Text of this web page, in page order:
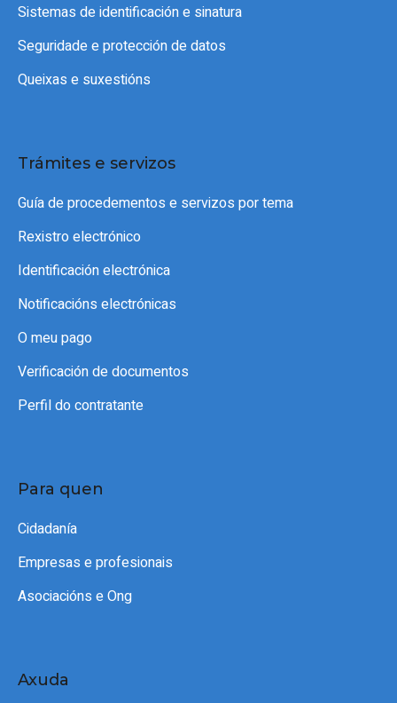
Sistemas de identificación e sinatura
Seguridade e protección de datos
Queixas e suxestións
Trámites e servizos
Guía de procedementos e servizos por tema
Rexistro electrónico
Identificación electrónica
Notificacións electrónicas
O meu pago
Verificación de documentos
Perfil do contratante
Para quen
Cidadanía
Empresas e profesionais
Asociacións e Ong
Axuda